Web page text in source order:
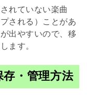
れていない楽曲
される）ことがあ
出やすいので、移
ます。
・管理方法